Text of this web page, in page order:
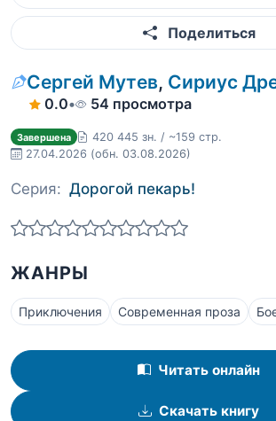
Поделиться
Сергей Мутев, Сириус
0.0• 54 просмотра
Завершена
420 445 зн. / ~159 стр.
27.04.2026 (обн. 03.08.2026)
Серия: Дорогой пекарь!
ЖАНРЫ
Приключения Современная проза
Читать онлайн
Скачать книгу